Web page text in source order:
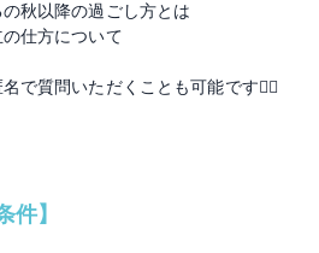
秋以降の過ごし方とは
の仕方について
で質問いただくことも可能です🙆‍♂️
件】